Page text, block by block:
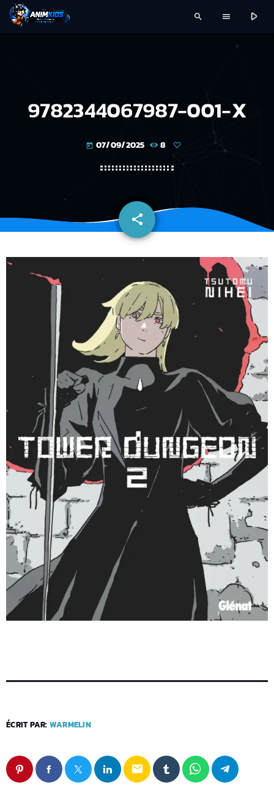
search menu play_arrow
9782344067987-001-X
today 07/09/2025 8
share
email
ÉCRIT PAR: WARMELIN
email